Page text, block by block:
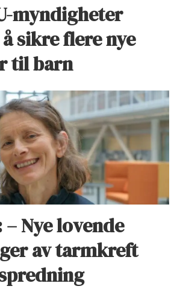
myndigheter
sikre flere nye
til barn
Nye lovende
av tarmkreft